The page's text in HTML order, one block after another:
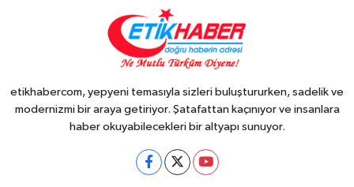
etikhabercom, yepyeni temasıyla sizleri buluştururken, sadelik ve
modernizmi bir araya getiriyor. Şatafattan kaçınıyor ve insanlara
haber okuyabilecekleri bir altyapı sunuyor.